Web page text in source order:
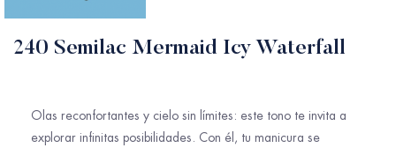
240 Semilac Mermaid Icy Waterfall
Olas reconfortantes y cielo sin límites: este tono te invita a
explorar infinitas posibilidades. Con él, tu manicura se